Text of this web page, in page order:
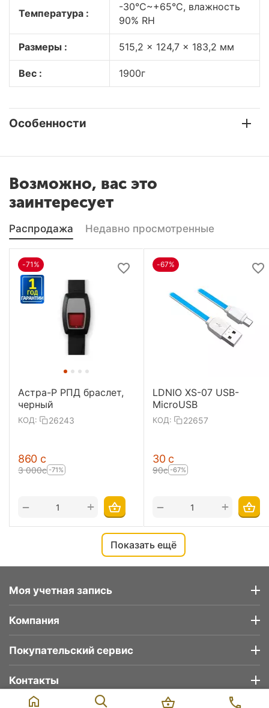
Температура :
-30°C~+65°C, влажность
90% RH
Размеры : 515,2 × 124,7 × 183,2 мм
Вес : 1900г
Особенности
Возможно, вас это
заинтересует
Распродажа Недавно просмотренные
-71%
Астра-Р РПД браслет,
черный
КОД: 26243
‍860‍ с
3 000с -71%
+
−
-67%
LDNIO XS-07 USB-
MicroUSB
КОД: 22657
‍30‍ с
‍90‍с -67%
+
−
Показать ещё
Моя учетная запись
Компания
Покупательский сервис
Контакты
Уточняйте наличие